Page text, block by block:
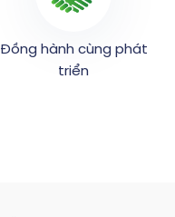
Đồng hành cùng phát
triển